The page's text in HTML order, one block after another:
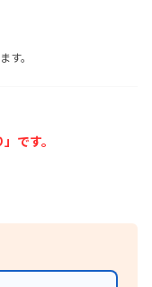
す。
です。